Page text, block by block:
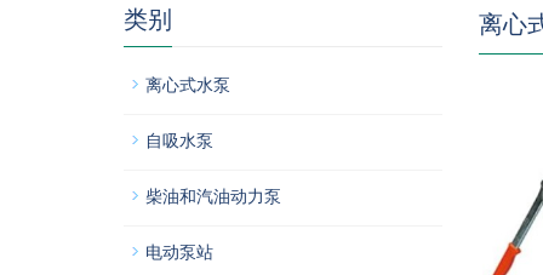
离心
类别
离心式水泵
自吸水泵
柴油和汽油动力泵
电动泵站